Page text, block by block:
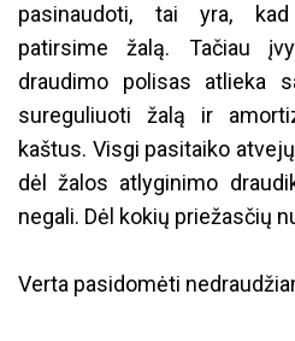
pasinaudoti, tai yra,
patirsime žalą. Tačiau
draudimo polisas atlieka
sureguliuoti žalą ir
kaštus. Visgi pasitaiko
dėl žalos atlyginimo
negali. Dėl kokių priežasčių
Verta pasidomėti